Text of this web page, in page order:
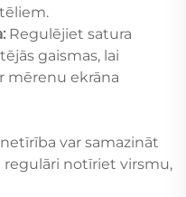
Regulējiet satura
gaismas, lai
mērenu ekrāna
var samazināt
regulāri notīriet virsmu,